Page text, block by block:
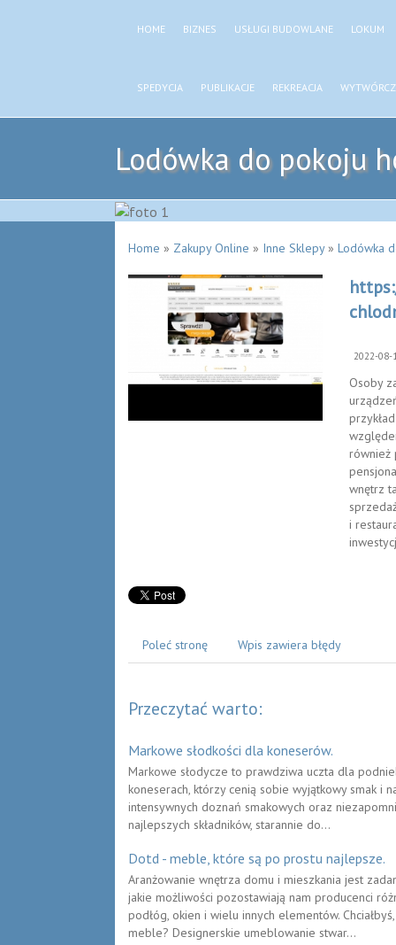
HOME BIZNES USŁUGI BUDOWLANE LOKUM
SPEDYCJA PUBLIKACJE REKREACJA
Lodówka do pokoju
Home » Zakupy Online » Inne Sklepy» Lodówka
2022-08-
Osoby
również
wnętrz
i
Poleć stronę Wpis zawiera błędy
Przeczytać warto:
Markowe słodkości dla koneserów.
Markowe słodycze to prawdziwa uczta dla
koneserach, którzy cenią sobie wyjątkowy smak i
intensywnych doznań smakowych oraz
najlepszych składników, starannie do...
Dotd - meble, które są po prostu najlepsze.
Aranżowanie wnętrza domu i mieszkania jest
jakie możliwości pozostawiają nam producenci
podłóg, okien i wielu innych elementów.
meble? Designerskie umeblowanie stwar...